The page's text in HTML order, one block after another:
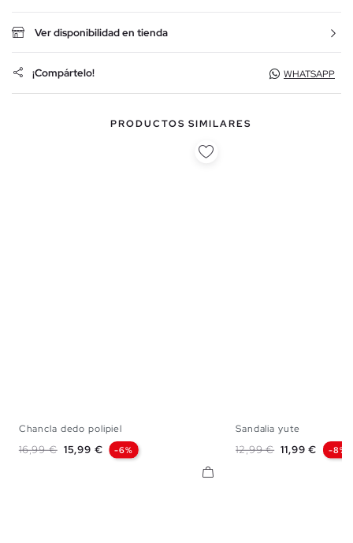
Ver disponibilidad en tienda
¡Compártelo! WHATSAPP
PRODUCTOS SIMILARES
42
Chancla dedo polipiel
Precio base
16,99 € Precio
15,99 € -6%
40
Sandalia yute
Precio base
12,99 € Precio
11,99 € -8%